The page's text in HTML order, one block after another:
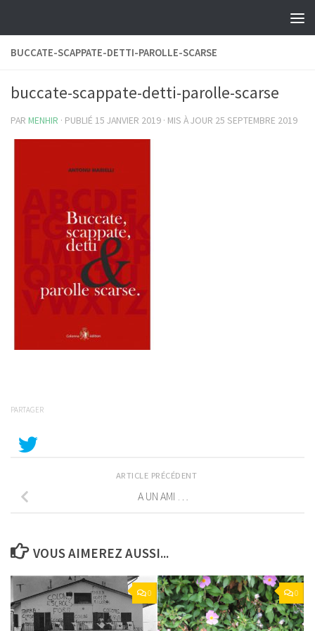
BUCCATE-SCAPPATE-DETTI-PAROLLE-SCARSE
buccate-scappate-detti-parolle-scarse
PAR MENHIR · PUBLIÉ 15 JANVIER 2019 · MIS À JOUR 25 SEPTEMBRE 2019
PARTAGER
ARTICLE PRÉCÉDENT
A UN AMI …
VOUS AIMEREZ AUSSI...
0 0